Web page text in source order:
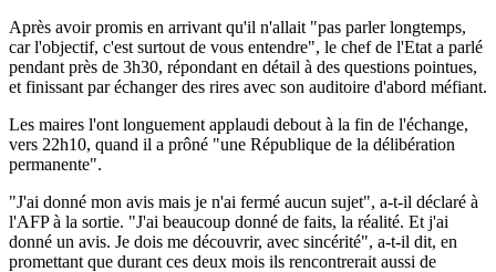
Après avoir promis en arrivant qu'il n'allait "pas parler longtemps,
car l'objectif, c'est surtout de vous entendre", le chef de l'Etat a parlé
pendant près de 3h30, répondant en détail à des questions pointues,
et finissant par échanger des rires avec son auditoire d'abord méfiant.
Les maires l'ont longuement applaudi debout à la fin de l'échange,
vers 22h10, quand il a prôné "une République de la délibération
permanente".
"J'ai donné mon avis mais je n'ai fermé aucun sujet", a-t-il déclaré à
l'AFP à la sortie. "J'ai beaucoup donné de faits, la réalité. Et j'ai
donné un avis. Je dois me découvrir, avec sincérité", a-t-il dit, en
promettant que durant ces deux mois ils rencontrerait aussi de